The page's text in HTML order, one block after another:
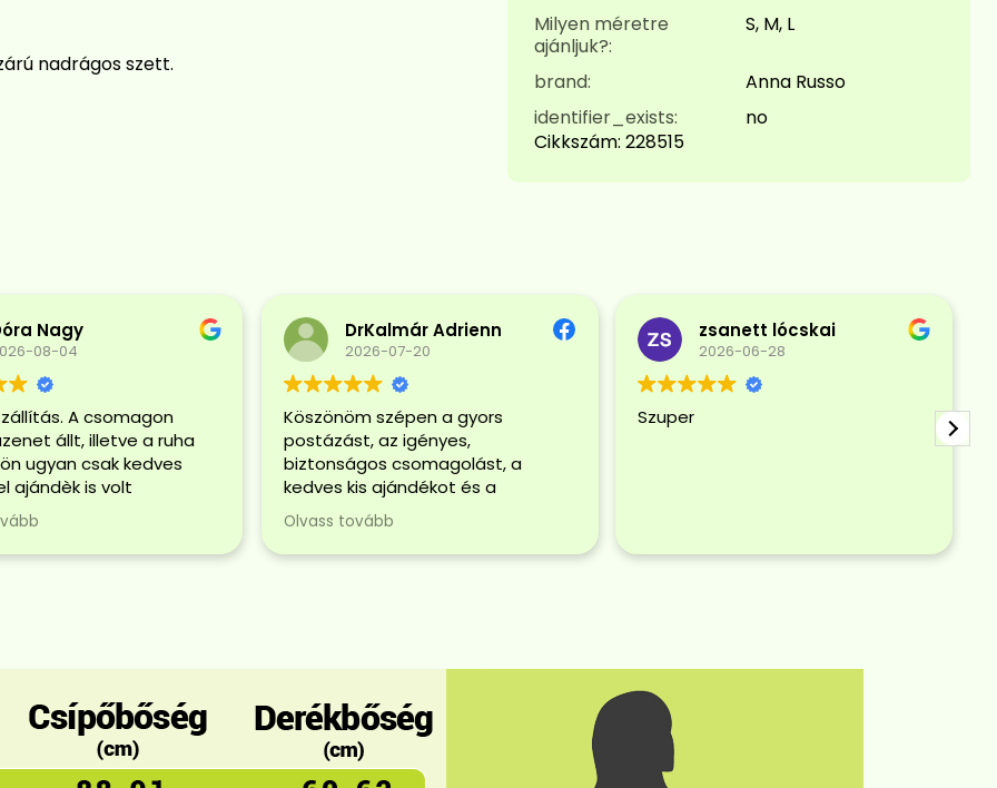
nadrágos szett.
Milyen méretre
ajánljuk?:
S, M, L
brand:
Anna Russo
identifier_exists:
no
Cikkszám: 228515
Nagy
08-04
A csomagon
állt, illetve a ruha
ugyan csak kedves
ajándèk is volt
Isteni illata volt a
:)
DrKalmár Adrienn
2026-07-20
Köszönöm szépen a gyors
postázást, az igényes,
biztonságos csomagolást, a
kedves kis ajándékot és a
gyönyörű, jó minőségű
termékeket! Máskor is fogok itt
vásárolni! 🤗
Olvass tovább
zsanett lócskai
2026-06-28
Szuper